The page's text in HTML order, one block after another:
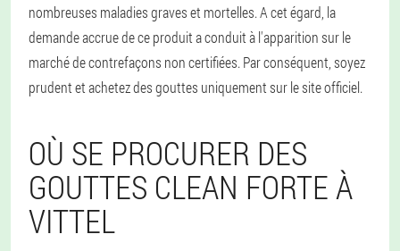
nombreuses maladies graves et mortelles. A cet égard, la
demande accrue de ce produit a conduit à l'apparition sur le
marché de contrefaçons non certifiées. Par conséquent, soyez
prudent et achetez des gouttes uniquement sur le site officiel.
OÙ SE PROCURER DES
GOUTTES CLEAN FORTE À
VITTEL